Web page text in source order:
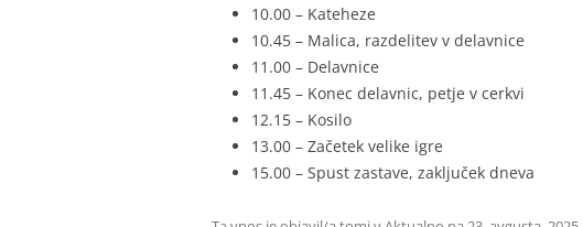
10.00 – Kateheze
10.45 – Malica, razdelitev v delavnice
11.00 – Delavnice
11.45 – Konec delavnic, petje v cerkvi
12.15 – Kosilo
13.00 – Začetek velike igre
15.00 – Spust zastave, zaključek dneva